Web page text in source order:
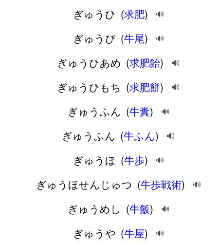
ぎゅうひ (求肥) 🔊
ぎゅうび (牛尾) 🔊
ぎゅうひあめ (求肥飴) 🔊
ぎゅうひもち (求肥餅) 🔊
ぎゅうふん (牛糞) 🔊
ぎゅうふん (牛ふん) 🔊
ぎゅうほ (牛歩) 🔊
ぎゅうほせんじゅつ (牛歩戦術) 🔊
ぎゅうめし (牛飯) 🔊
ぎゅうや (牛屋) 🔊